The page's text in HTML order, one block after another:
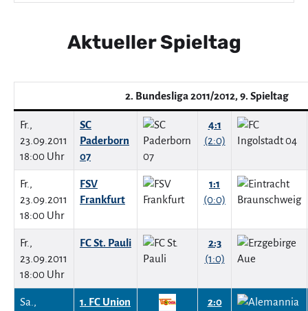
Aktueller Spieltag
2. Bundesliga 2011/2012, 9. Spieltag
Fr.,
23.09.2011
18:00 Uhr
SC
Paderborn
07
4:1
(2:0)
Fr.,
23.09.2011
18:00 Uhr
FSV
Frankfurt
1:1
(0:0)
Fr.,
23.09.2011
18:00 Uhr
FC St. Pauli
2:3
(1:0)
Sa.,
1. FC Union
2:0